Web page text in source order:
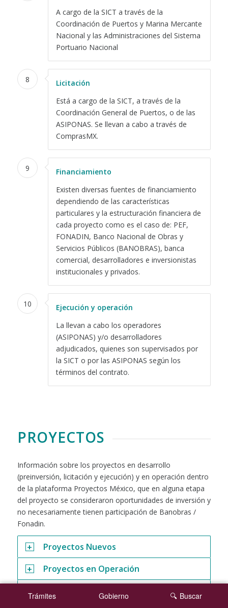
A cargo de la SICT a través de la
Coordinación de Puertos y Marina Mercante
Nacional y las Administraciones del Sistema
Portuario Nacional
8
Licitación
Está a cargo de la SICT, a través de la
Coordinación General de Puertos, o de las
ASIPONAS. Se llevan a cabo a través de
ComprasMX.
9
Financiamiento
Existen diversas fuentes de financiamiento
dependiendo de las características
particulares y la estructuración financiera de
cada proyecto como es el caso de: PEF,
FONADIN, Banco Nacional de Obras y
Servicios Públicos (BANOBRAS), banca
comercial, desarrolladores e inversionistas
institucionales y privados.
10
Ejecución y operación
La llevan a cabo los operadores
(ASIPONAS) y/o desarrolladores
adjudicados, quienes son supervisados por
la SICT o por las ASIPONAS según los
términos del contrato.
PROYECTOS
Información sobre los proyectos en desarrollo
(preinversión, licitación y ejecución) y en operación dentro
de la plataforma Proyectos México, que en alguna etapa
del proyecto se consideraron oportunidades de inversión y
no necesariamente tienen participación de Banobras /
Fonadin.
Proyectos Nuevos
Proyectos en Operación
Proyectos Estratégicos
Trámites Gobierno Buscar